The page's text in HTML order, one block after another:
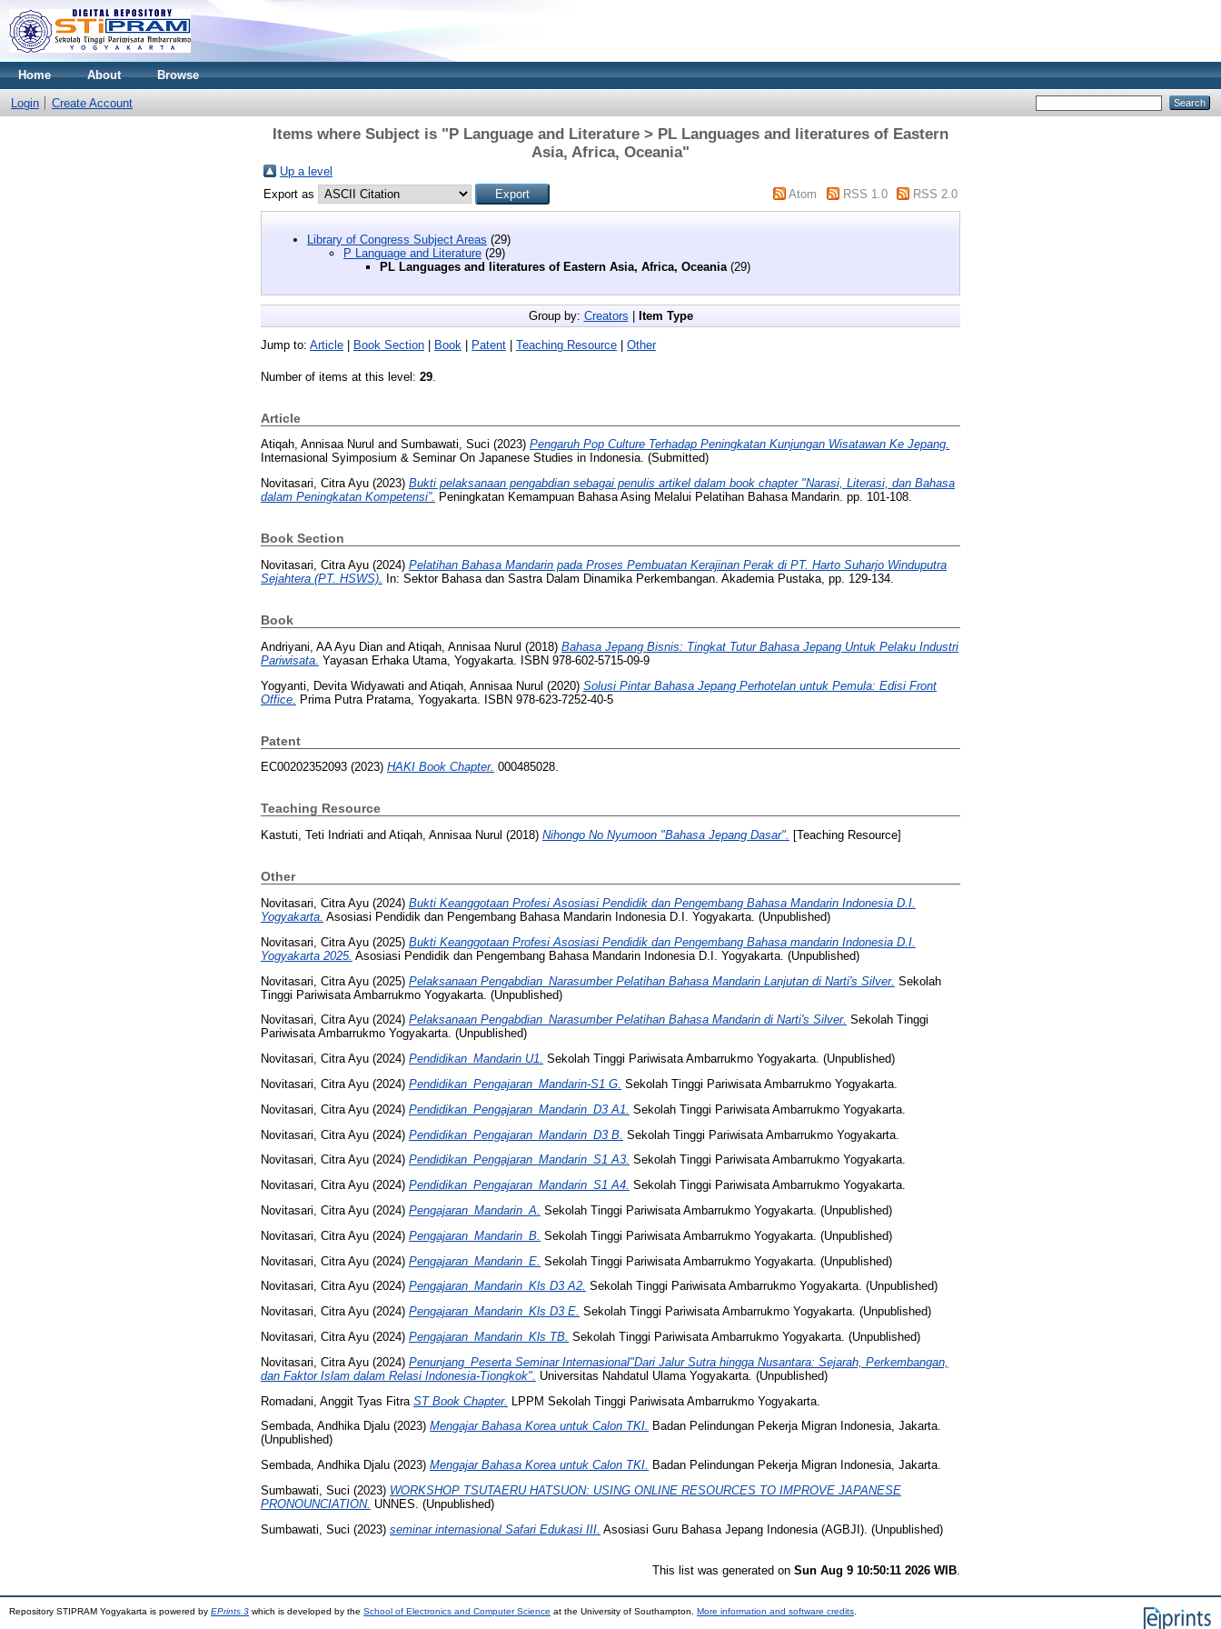
Home About Browse
Login Create Account
Items where Subject is "P Language and Literature > PL Languages and literatures of Eastern
Asia, Africa, Oceania"
Up a level
Export as
Atom RSS 1.0 RSS 2.0
Library of Congress Subject Areas (29)
P Language and Literature (29)
PL Languages and literatures of Eastern Asia, Africa, Oceania (29)
Group by: Creators | Item Type
Jump to: Article | Book Section | Book | Patent | Teaching Resource | Other
Number of items at this level: 29
Article
Atiqah, Annisaa Nurul and Sumbawati, Suci (2023) Pengaruh Pop Culture Terhadap Peningkatan Kunjungan Wisatawan Ke Jepang.
Internasional Syimposium & Seminar On Japanese Studies in Indonesia. (Submitted)
Novitasari, Citra Ayu (2023) Bukti pelaksanaan pengabdian sebagai penulis artikel dalam book chapter "Narasi, Literasi, dan Bahasa
dalam Peningkatan Kompetensi”. Peningkatan Kemampuan Bahasa Asing Melalui Pelatihan Bahasa Mandarin. pp. 101-108.
Book Section
Novitasari, Citra Ayu (2024) Pelatihan Bahasa Mandarin pada Proses Pembuatan Kerajinan Perak di PT. Harto Suharjo Winduputra
Sejahtera (PT. HSWS).
In: Sektor Bahasa dan Sastra Dalam Dinamika Perkembangan. Akademia Pustaka, pp. 129-134.
Book
Andriyani, AA Ayu Dian and Atiqah, Annisaa Nurul (2018) Bahasa Jepang Bisnis: Tingkat Tutur Bahasa Jepang Untuk Pelaku Industri
Pariwisata. Yayasan Erhaka Utama, Yogyakarta. ISBN 978-602-5715-09-9
Yogyanti, Devita Widyawati and Atiqah, Annisaa Nurul (2020) Solusi Pintar Bahasa Jepang Perhotelan untuk Pemula: Edisi Front
Office. Prima Putra Pratama, Yogyakarta. ISBN 978-623-7252-40-5
Patent
EC00202352093 (2023) HAKI Book Chapter. 000485028.
Teaching Resource
Kastuti, Teti Indriati and Atiqah, Annisaa Nurul (2018) Nihongo No Nyumoon "Bahasa Jepang Dasar". [Teaching Resource]
Other
Novitasari, Citra Ayu (2024) Bukti Keanggotaan Profesi Asosiasi Pendidik dan Pengembang Bahasa Mandarin Indonesia D.I.
Yogyakarta. Asosiasi Pendidik dan Pengembang Bahasa Mandarin Indonesia D.I. Yogyakarta. (Unpublished)
Novitasari, Citra Ayu (2025) Bukti Keanggotaan Profesi Asosiasi Pendidik dan Pengembang Bahasa mandarin Indonesia D.I.
Yogyakarta 2025. Asosiasi Pendidik dan Pengembang Bahasa Mandarin Indonesia D.I. Yogyakarta. (Unpublished)
Novitasari, Citra Ayu (2025) Pelaksanaan Pengabdian_Narasumber Pelatihan Bahasa Mandarin Lanjutan di Narti's Silver. Sekolah
Tinggi Pariwisata Ambarrukmo Yogyakarta. (Unpublished)
Novitasari, Citra Ayu (2024) Pelaksanaan Pengabdian_Narasumber Pelatihan Bahasa Mandarin di Narti's Silver. Sekolah Tinggi
Pariwisata Ambarrukmo Yogyakarta. (Unpublished)
Novitasari, Citra Ayu (2024) Pendidikan_Mandarin U1. Sekolah Tinggi Pariwisata Ambarrukmo Yogyakarta. (Unpublished)
Novitasari, Citra Ayu (2024) Pendidikan_Pengajaran_Mandarin-S1 G. Sekolah Tinggi Pariwisata Ambarrukmo Yogyakarta.
Novitasari, Citra Ayu (2024) Pendidikan_Pengajaran_Mandarin_D3 A1. Sekolah Tinggi Pariwisata Ambarrukmo Yogyakarta.
Novitasari, Citra Ayu (2024) Pendidikan_Pengajaran_Mandarin_D3 B. Sekolah Tinggi Pariwisata Ambarrukmo Yogyakarta.
Novitasari, Citra Ayu (2024) Pendidikan_Pengajaran_Mandarin_S1 A3. Sekolah Tinggi Pariwisata Ambarrukmo Yogyakarta.
Novitasari, Citra Ayu (2024) Pendidikan_Pengajaran_Mandarin_S1 A4. Sekolah Tinggi Pariwisata Ambarrukmo Yogyakarta.
Novitasari, Citra Ayu (2024) Pengajaran_Mandarin_A. Sekolah Tinggi Pariwisata Ambarrukmo Yogyakarta. (Unpublished)
Novitasari, Citra Ayu (2024) Pengajaran_Mandarin_B. Sekolah Tinggi Pariwisata Ambarrukmo Yogyakarta. (Unpublished)
Novitasari, Citra Ayu (2024) Pengajaran_Mandarin_E. Sekolah Tinggi Pariwisata Ambarrukmo Yogyakarta. (Unpublished)
Novitasari, Citra Ayu (2024) Pengajaran_Mandarin_Kls D3 A2. Sekolah Tinggi Pariwisata Ambarrukmo Yogyakarta. (Unpublished)
Novitasari, Citra Ayu (2024) Pengajaran_Mandarin_Kls D3 E. Sekolah Tinggi Pariwisata Ambarrukmo Yogyakarta. (Unpublished)
Novitasari, Citra Ayu (2024) Pengajaran_Mandarin_Kls TB. Sekolah Tinggi Pariwisata Ambarrukmo Yogyakarta. (Unpublished)
Novitasari, Citra Ayu (2024) Penunjang_Peserta Seminar Internasional"Dari Jalur Sutra hingga Nusantara: Sejarah, Perkembangan,
dan Faktor Islam dalam Relasi Indonesia-Tiongkok". Universitas Nahdatul Ulama Yogyakarta. (Unpublished)
Romadani, Anggit Tyas Fitra ST Book Chapter. LPPM Sekolah Tinggi Pariwisata Ambarrukmo Yogyakarta.
Sembada, Andhika Djalu (2023) Mengajar Bahasa Korea untuk Calon TKI. Badan Pelindungan Pekerja Migran Indonesia, Jakarta.
(Unpublished)
Sembada, Andhika Djalu (2023) Mengajar Bahasa Korea untuk Calon TKI. Badan Pelindungan Pekerja Migran Indonesia, Jakarta.
Sumbawati, Suci (2023) WORKSHOP TSUTAERU HATSUON: USING ONLINE RESOURCES TO IMPROVE JAPANESE
PRONOUNCIATION. UNNES. (Unpublished)
Sumbawati, Suci (2023) seminar internasional Safari Edukasi III. Asosiasi Guru Bahasa Jepang Indonesia (AGBJI). (Unpublished)
This list was generated on Sun Aug 9 10:50:11 2026 WIB
Repository STIPRAM Yogyakarta is powered by EPrints 3 which is developed by the School of Electronics and Computer Science at the University of Southampton. More information and software credits